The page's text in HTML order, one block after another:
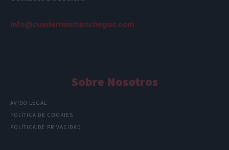
info@cuadernosmanchegos.com
Sobre Nosotros
AVISO LEGAL
POLÍTICA DE COOKIES
POLÍTICA DE PRIVACIDAD